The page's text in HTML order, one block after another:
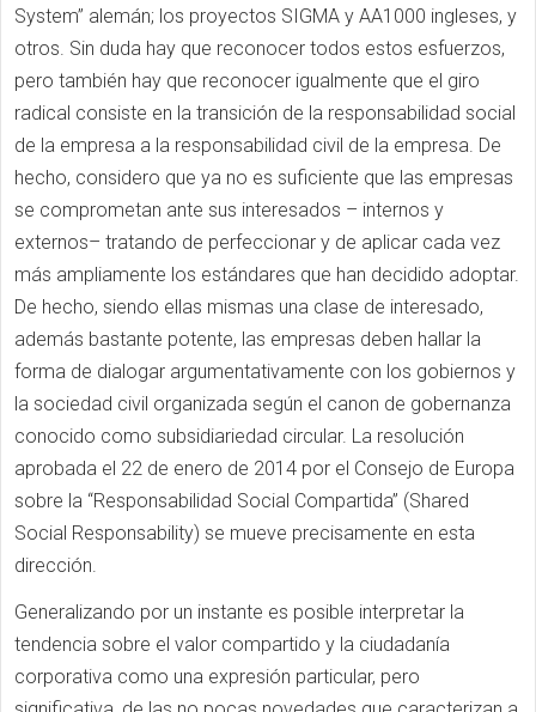
System” alemán; los proyectos SIGMA y AA1000 ingleses, y
otros. Sin duda hay que reconocer todos estos esfuerzos,
pero también hay que reconocer igualmente que el giro
radical consiste en la transición de la responsabilidad social
de la empresa a la responsabilidad civil de la empresa. De
hecho, considero que ya no es suficiente que las empresas
se comprometan ante sus interesados – internos y
externos– tratando de perfeccionar y de aplicar cada vez
más ampliamente los estándares que han decidido adoptar.
De hecho, siendo ellas mismas una clase de interesado,
además bastante potente, las empresas deben hallar la
forma de dialogar argumentativamente con los gobiernos y
la sociedad civil organizada según el canon de gobernanza
conocido como subsidiariedad circular. La resolución
aprobada el 22 de enero de 2014 por el Consejo de Europa
sobre la “Responsabilidad Social Compartida” (Shared
Social Responsability) se mueve precisamente en esta
dirección.
Generalizando por un instante es posible interpretar la
tendencia sobre el valor compartido y la ciudadanía
corporativa como una expresión particular, pero